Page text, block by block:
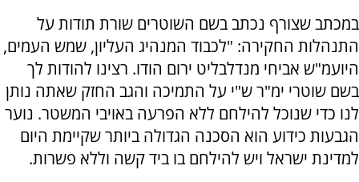
במכתב שצורף נכתב בשם השוטרים שורת תודות על
התנהלות החקירה: "לכבוד המנהיג העליון, שמש העמים,
היועמ"ש אביחי מנדלבליט ירום הודו. רצינו להודות לך
בשם שוטרי ימ"ר ש"י על התמיכה והגב החזק שאתה נותן
לנו כדי שנוכל להילחם ללא הפרעה באויבי המשטר. נוער
הגבעות כידוע הוא הסכנה הגדולה ביותר שקיימת היום
למדינת ישראל ויש להילחם בו ביד קשה וללא פשרות.